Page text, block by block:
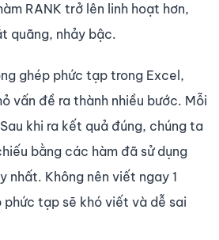
RANK trở lên linh hoạt hơn,
quãng, nhảy bậc.
ghép phức tạp trong Excel,
vấn đề ra thành nhiều bước. Mỗi
khi ra kết quả đúng, chúng ta
bằng các hàm đã sử dụng
nhất. Không nên viết ngay 1
tạp sẽ khó viết và dễ sai